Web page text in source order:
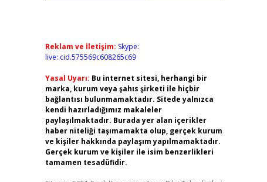
Reklam ve İletişim: Skype:
live:.cid.575569c608265c69
Yasal Uyarı: Bu internet sitesi, herhangi bir
marka, kurum veya şahıs şirketi ile hiçbir
bağlantısı bulunmamaktadır. Sitede yalnızca
kendi hazırladığımız makaleler
paylaşılmaktadır. Burada yer alan içerikler
haber niteliği taşımamakta olup, gerçek kurum
ve kişiler hakkında paylaşım yapılmamaktadır.
Gerçek kurum ve kişiler ile isim benzerlikleri
tamamen tesadüfidir.